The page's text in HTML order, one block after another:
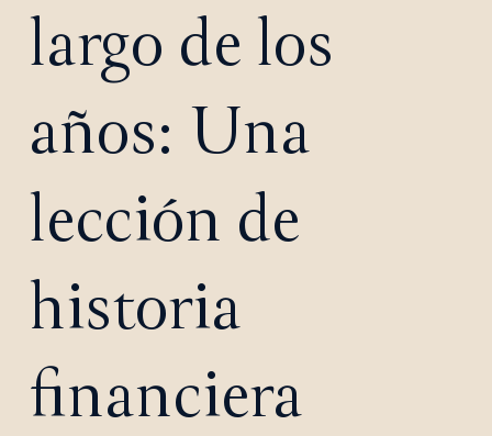
largo de los
años: Una
lección de
historia
financiera